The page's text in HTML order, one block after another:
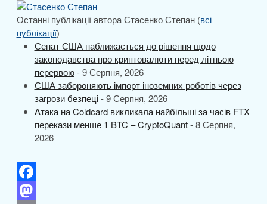
Останні публікації автора Стасенко Степан (всі
публікації)
Сенат США наближається до рішення щодо
законодавства про криптовалюти перед літньою
перервою- 9 Серпня, 2026
США забороняють імпорт іноземних роботів через
загрози безпеці- 9 Серпня, 2026
Атака на Coldcard викликала найбільші за часів FTX
перекази менше 1 BTC – CryptoQuant- 8 Серпня,
2026
F